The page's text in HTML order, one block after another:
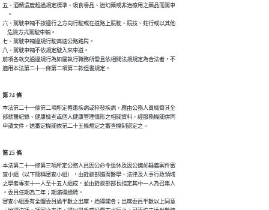
五、酒精濃度超過規定標準、吸食毒品、迷幻藥或非治療用之藥品而駕車
    。
六、駕駛車輛不按遵行之方向行駛或在道路上競駛、競技、蛇行或以其他
    危險方式駕駛車輛。
七、駕駛車輛違規行駛高速公路路肩。
八、駕駛車輛不依規定駛入來車道。
前項各款交通違規行為如屬執行職務所需且依相關法規規定為合法者，不
適用本法第二十一條第二項第二款但書規定。
第 24 條
本法第二十一條第二項所定罹患疾病或猝發疾病，應由公務人員檢齊其全
部就醫紀錄、健康檢查或個人健康管理情形之相關資料，經服務機關併同
申請文件，送審定機關依第二十五條規定之審查機制認定之。
第 25 條
本法第二十一條第三項所定公務人員因公命令退休及因公撫卹疑義案件審
查小組（以下簡稱審查小組），由銓敘部遴聘醫學、法律及人事行政領域
之學者專家十一人至十五人組成，並由銓敘部部長指定其中一人為召集人
。委員任期為二年；期滿得續聘。
審查小組應有全體委員過半數之出席，始得開會；出席委員半數以上同意